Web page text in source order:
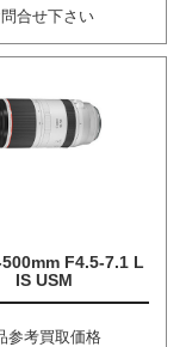
合せ下さい
F4.5-7.1 L
IS USM
参考買取価格